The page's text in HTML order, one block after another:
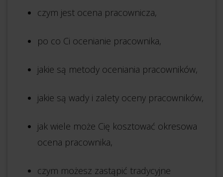
czym jest ocena pracownicza,
po co Ci ocenianie pracownika,
jakie są metody oceniania pracowników,
jakie są wady i zalety oceny pracowników,
jak wiele może Cię kosztować okresowa
ocena pracownika,
czym możesz zastąpić tradycyjne